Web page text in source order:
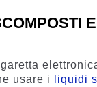
usare i liquidi